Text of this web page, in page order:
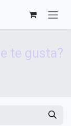
te gusta?